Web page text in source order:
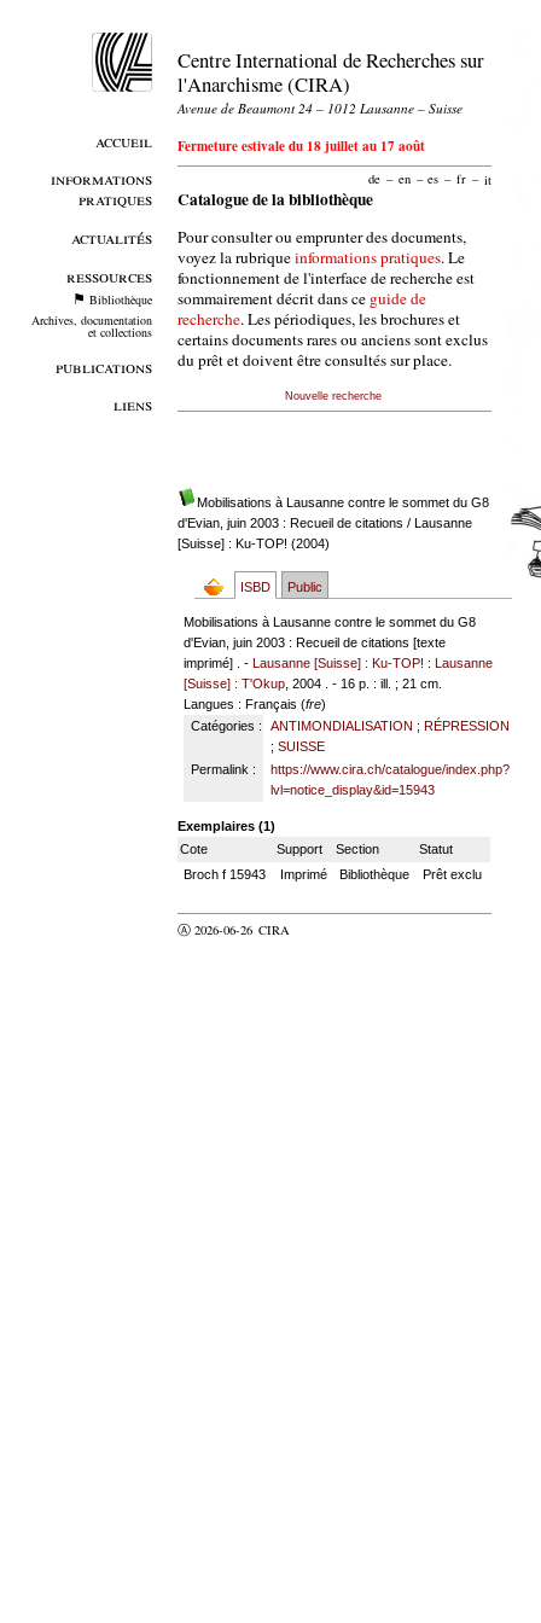
accueil
informations
pratiques
actualités
ressources
Bibliothèque
Archives, documentation
et collections
publications
liens
Centre International de Recherches sur
l'Anarchisme (CIRA)
Avenue de Beaumont 24 – 1012 Lausanne – Suisse
Fermeture estivale du 18 juillet au 17 août
de – en – es – fr – it
Catalogue de la bibliothèque
Pour consulter ou emprunter des documents,
voyez la rubriqueinformations pratiques. Le
fonctionnement de l'interface de recherche est
sommairement décrit dans ce guide de
recherche. Les périodiques, les brochures et
certains documents rares ou anciens sont exclus
du prêt et doivent être consultés sur place.
Nouvelle recherche
Mobilisations à Lausanne contre le sommet du G8
d'Evian, juin 2003 : Recueil de citations / Lausanne
[Suisse] : Ku-TOP! (2004)
ISBD Public
Mobilisations à Lausanne contre le sommet du G8
d'Evian, juin 2003 : Recueil de citations [texte
imprimé] . -Lausanne [Suisse] : Ku-TOP! :Lausanne
[Suisse] : T'Okup , 2004 . - 16 p. : ill. ; 21 cm.
Langues : Français (fre)
Catégories :
ANTIMONDIALISATION ; RÉPRESSION
; SUISSE
Permalink :
https://www.cira.ch/catalogue/index.php?
lvl=notice_display&id=15943
Exemplaires (1)
Cote
Support Section
Statut
Broch f 15943
Imprimé Bibliothèque Prêt exclu
Ⓐ 2026-06-26 CIRA